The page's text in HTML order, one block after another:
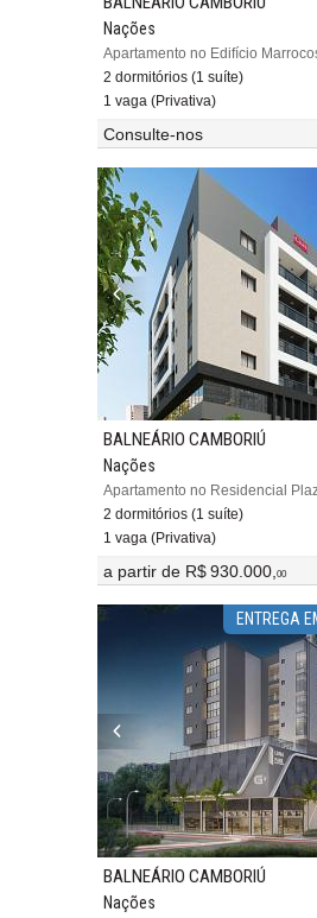
Nações
2 dormitórios (1 suíte)
1 vaga (Privativa)
Consulte-nos
BALNEÁRIO CAMBORIÚ
Nações
Apartamento no Residencial
2 dormitórios (1 suíte)
1 vaga (Privativa)
a partir de R$ 930.000,00
ENTREGA
BALNEÁRIO CAMBORIÚ
Nações